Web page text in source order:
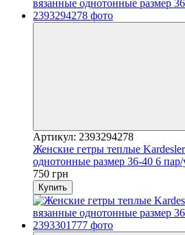
Артикул: 2393294278
Женские гетры теплые
однотонные размер 36-40 6
750 грн
Купить